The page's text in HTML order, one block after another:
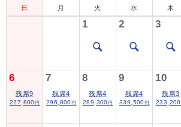
日 月 火 水 木
1 2 3
6
残席9
227,800 円
7
残席4
296,800 円
8
残席4
289,300 円
9
残席4
339,500 円
10
残席3
233,200